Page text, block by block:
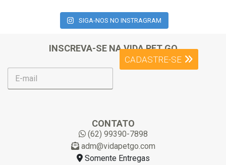
SIGA-NOS NO INSTRAGRAM
INSCREVA-SE NA VIDA PET GO
E
m
CADASTRE-SE
CONTATO
(62) 99390-7898
adm@vidapetgo.com
Somente Entregas